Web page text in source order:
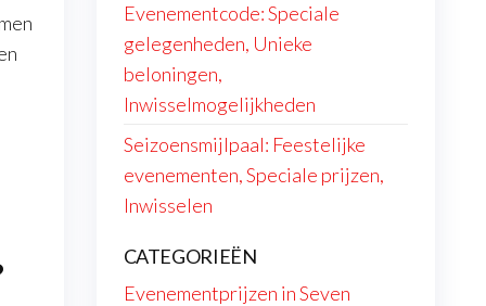
Evenementcode: Speciale
gelegenheden, Unieke
beloningen,
Inwisselmogelijkheden
Seizoensmijlpaal: Feestelijke
evenementen, Speciale prijzen,
Inwisselen
CATEGORIEËN
Evenementprijzen in Seven